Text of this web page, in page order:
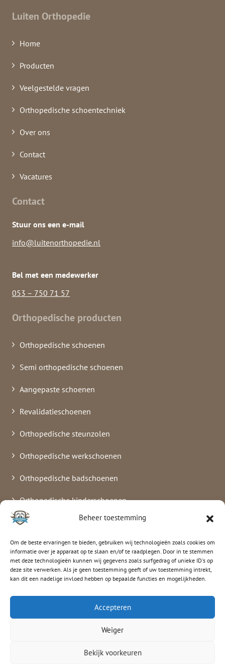
Beheer toestemming
Om de beste ervaringen te bieden, gebruiken wij technologieën zoals cookies om
informatie over je apparaat op te slaan en/of te raadplegen. Door in te stemmen
met deze technologieën kunnen wij gegevens zoals surfgedrag of unieke ID's op
deze site verwerken. Als je geen toestemming geeft of uw toestemming intrekt,
kan dit een nadelige invloed hebben op bepaalde functies en mogelijkheden.
Accepteren
Weiger
Bekijk voorkeuren
Luiten Orthopedie
Home
Producten
Veelgestelde vragen
Orthopedische schoentechniek
Over ons
Contact
Vacatures
Contact
Stuur ons een e-mail
info@luitenorthopedie.nl
Bel met een medewerker
053 – 750 71 57
Orthopedische producten
Orthopedische schoenen
Semi orthopedische schoenen
Aangepaste schoenen
Revalidatieschoenen
Orthopedische steunzolen
Orthopedische werkschoenen
Orthopedische badschoenen
Orthopedische kinderschoenen
Verbandschoenen
luitenorthopedie
© 2026 Luiten Orthopedie